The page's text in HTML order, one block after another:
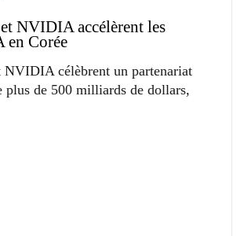
NVIDIA accélèrent les
en Corée
NVIDIA célèbrent un partenariat
plus de 500 milliards de dollars,